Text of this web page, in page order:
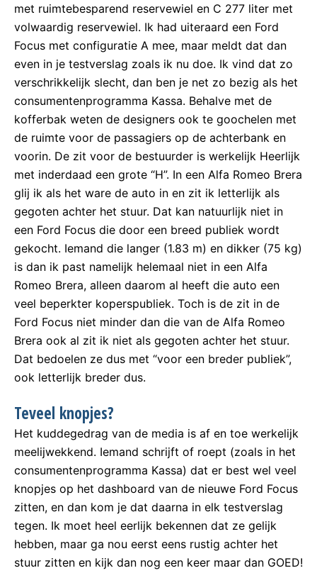
met ruimtebesparend reservewiel en C 277 liter met
volwaardig reservewiel. Ik had uiteraard een Ford
Focus met configuratie A mee, maar meldt dat dan
even in je testverslag zoals ik nu doe. Ik vind dat zo
verschrikkelijk slecht, dan ben je net zo bezig als het
consumentenprogramma Kassa. Behalve met de
kofferbak weten de designers ook te goochelen met
de ruimte voor de passagiers op de achterbank en
voorin. De zit voor de bestuurder is werkelijk Heerlijk
met inderdaad een grote “H”. In een Alfa Romeo Brera
glij ik als het ware de auto in en zit ik letterlijk als
gegoten achter het stuur. Dat kan natuurlijk niet in
een Ford Focus die door een breed publiek wordt
gekocht. Iemand die langer (1.83 m) en dikker (75 kg)
is dan ik past namelijk helemaal niet in een Alfa
Romeo Brera, alleen daarom al heeft die auto een
veel beperkter koperspubliek. Toch is de zit in de
Ford Focus niet minder dan die van de Alfa Romeo
Brera ook al zit ik niet als gegoten achter het stuur.
Dat bedoelen ze dus met “voor een breder publiek”,
ook letterlijk breder dus.
Teveel knopjes?
Het kuddegedrag van de media is af en toe werkelijk
meelijwekkend. Iemand schrijft of roept (zoals in het
consumentenprogramma Kassa) dat er best wel veel
knopjes op het dashboard van de nieuwe Ford Focus
zitten, en dan kom je dat daarna in elk testverslag
tegen. Ik moet heel eerlijk bekennen dat ze gelijk
hebben, maar ga nou eerst eens rustig achter het
stuur zitten en kijk dan nog een keer maar dan GOED!